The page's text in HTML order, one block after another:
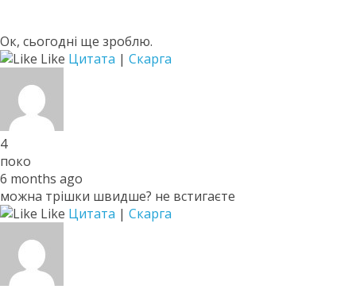
Ок, сьогодні ще зроблю.
Like Цитата | Скарга
4
поко
6 months ago
можна трішки швидше? не встигаєте
Like Цитата | Скарга